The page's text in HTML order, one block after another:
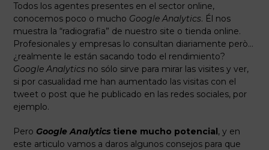
Todos los agentes presentes en el sector online,
conocemos poco o mucho Google Analytics. Él nos
muestra la “radiografia” de nuestro site o tienda online.
Profesionales y empresas lo consultan diariamente però…
¿realmente le están sacando todo el rendimiento?
Google Analytics no sólo sirve para mirar las visites y ver,
si por casualidad me han aumentado las visitas con el
tweet o post que he publicado en las redes sociales, por
ejemplo.
Pero Google Analytics tiene mucho potencial, y en
este articulo vamos a daros algunos consejos para que